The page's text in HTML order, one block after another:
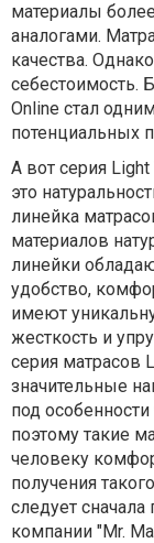
материалы
аналогами.
качества.
себестоимость.
Online стал
потенциальных
А вот серия
это
линейка
материалов
линейки
удобство,
имеют
жесткость и
серия матрасов
значительные
под
поэтому такие
человеку
получения
следует
компании "Mr.